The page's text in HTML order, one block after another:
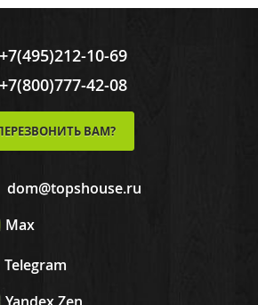
+7(495)212-10-69
+7(800)777-42-08
ВАМ?
dom@topshouse.ru
Max
Telegram
Yandex Zen